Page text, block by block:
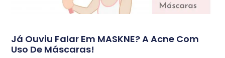
Já Ouviu Falar Em MASKNE? A Acne Com
Uso De Máscaras!